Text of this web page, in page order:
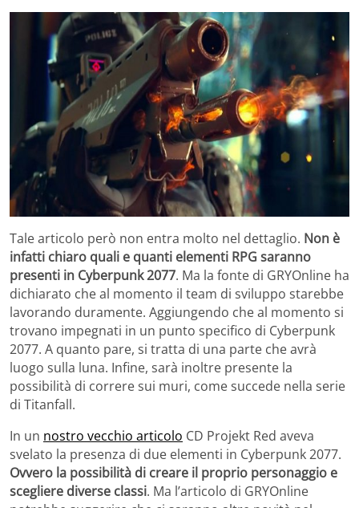
Tale articolo però non entra molto nel dettaglio. Non è
infatti chiaro quali e quanti elementi RPG saranno
presenti in Cyberpunk 2077. Ma la fonte di GRYOnline ha
dichiarato che al momento il team di sviluppo starebbe
lavorando duramente. Aggiungendo che al momento si
trovano impegnati in un punto specifico di Cyberpunk
2077. A quanto pare, si tratta di una parte che avrà
luogo sulla luna. Infine, sarà inoltre presente la
possibilità di correre sui muri, come succede nella serie
di Titanfall.
In un nostro vecchio articolo CD Projekt Red aveva
svelato la presenza di due elementi in Cyberpunk 2077.
Ovvero la possibilità di creare il proprio personaggio e
scegliere diverse classi. Ma l’articolo di GRYOnline